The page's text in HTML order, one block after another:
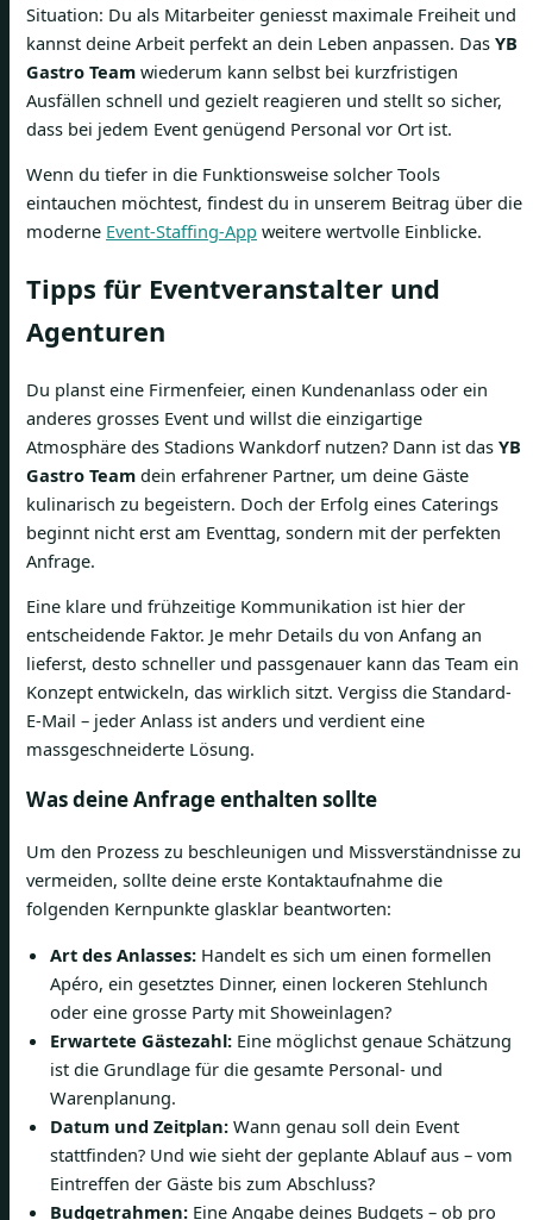
Situation: Du als Mitarbeiter geniesst maximale Freiheit und
kannst deine Arbeit perfekt an dein Leben anpassen. Das YB
Gastro Team wiederum kann selbst bei kurzfristigen
Ausfällen schnell und gezielt reagieren und stellt so sicher,
dass bei jedem Event genügend Personal vor Ort ist.
Wenn du tiefer in die Funktionsweise solcher Tools
eintauchen möchtest, findest du in unserem Beitrag über die
moderne Event-Staffing-App weitere wertvolle Einblicke.
Tipps für Eventveranstalter und
Agenturen
Du planst eine Firmenfeier, einen Kundenanlass oder ein
anderes grosses Event und willst die einzigartige
Atmosphäre des Stadions Wankdorf nutzen? Dann ist das YB
Gastro Team dein erfahrener Partner, um deine Gäste
kulinarisch zu begeistern. Doch der Erfolg eines Caterings
beginnt nicht erst am Eventtag, sondern mit der perfekten
Anfrage.
Eine klare und frühzeitige Kommunikation ist hier der
entscheidende Faktor. Je mehr Details du von Anfang an
lieferst, desto schneller und passgenauer kann das Team ein
Konzept entwickeln, das wirklich sitzt. Vergiss die Standard-
E-Mail – jeder Anlass ist anders und verdient eine
massgeschneiderte Lösung.
Was deine Anfrage enthalten sollte
Um den Prozess zu beschleunigen und Missverständnisse zu
vermeiden, sollte deine erste Kontaktaufnahme die
folgenden Kernpunkte glasklar beantworten:
Art des Anlasses: Handelt es sich um einen formellen
Apéro, ein gesetztes Dinner, einen lockeren Stehlunch
oder eine grosse Party mit Showeinlagen?
Erwartete Gästezahl: Eine möglichst genaue Schätzung
ist die Grundlage für die gesamte Personal- und
Warenplanung.
Datum und Zeitplan: Wann genau soll dein Event
stattfinden? Und wie sieht der geplante Ablauf aus – vom
Eintreffen der Gäste bis zum Abschluss?
Budgetrahmen: Eine Angabe deines Budgets – ob pro